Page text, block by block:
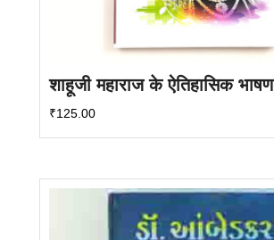
शाहूजी महाराज के ऐतिहासिक भाषण
₹125.00